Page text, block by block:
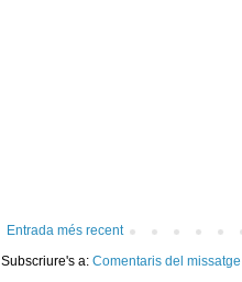
Entrada més recent
Subscriure's a: Comentaris del